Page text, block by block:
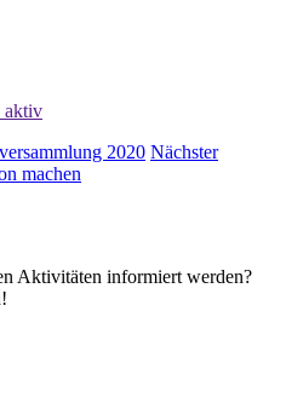
aktiv
2020 Nächster
machen
Aktivitäten informiert werden?